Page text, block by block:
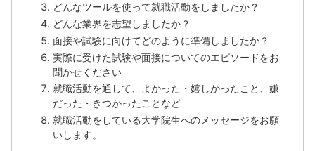
どんなツールを使って就職活動をしましたか？
どんな業界を志望しましたか？
面接や試験に向けてどのように準備しましたか？
実際に受けた試験や面接についてのエピソードをお
聞かせください
就職活動を通して、よかった・嬉しかったこと、嫌
だった・きつかったことなど
就職活動をしている大学院生へのメッセージをお願
いします。